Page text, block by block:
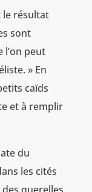
le résultat
sont
l’on peut
» En
caïds
et à remplir
du
les cités